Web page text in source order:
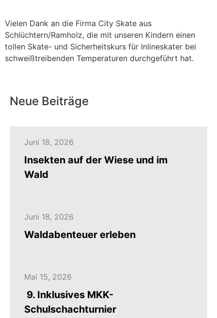
Vielen Dank an die Firma City Skate aus
Schlüchtern/Ramholz, die mit unseren Kindern einen
tollen Skate- und Sicherheitskurs für Inlineskater bei
schweißtreibenden Temperaturen durchgeführt hat.
Neue Beiträge
Juni 18, 2026
Insekten auf der Wiese und im
Wald
Juni 18, 2026
Waldabenteuer erleben
Mai 15, 2026
9. Inklusives MKK-
Schulschachturnier